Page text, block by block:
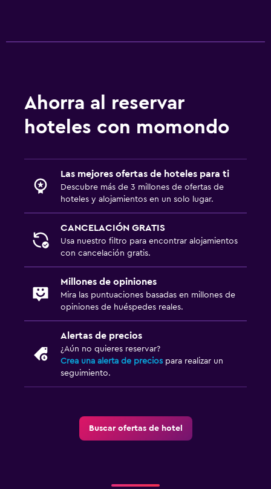
Ahorra al reservar
hoteles con momondo
Las mejores ofertas de hoteles para ti
Descubre más de 3 millones de ofertas de
hoteles y alojamientos en un solo lugar.
CANCELACIÓN GRATIS
Usa nuestro filtro para encontrar alojamientos
con cancelación gratis.
Millones de opiniones
Mira las puntuaciones basadas en millones de
opiniones de huéspedes reales.
Alertas de precios
¿Aún no quieres reservar?
Crea una alerta de precios para realizar un
seguimiento.
Buscar ofertas de hotel